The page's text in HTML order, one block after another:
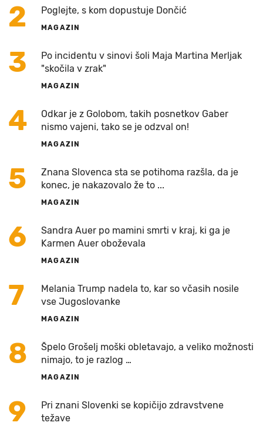
2 Poglejte, s kom dopustuje Dončić
MAGAZIN
3
Po incidentu v sinovi šoli Maja Martina Merljak
"skočila v zrak"
MAGAZIN
4
Odkar je z Golobom, takih posnetkov Gaber
nismo vajeni, tako se je odzval on!
MAGAZIN
5
Znana Slovenca sta se potihoma razšla, da je
konec, je nakazovalo že to ...
MAGAZIN
6
Sandra Auer po mamini smrti v kraj, ki ga je
Karmen Auer oboževala
MAGAZIN
7
Melania Trump nadela to, kar so včasih nosile
vse Jugoslovanke
MAGAZIN
8
Špelo Grošelj moški obletavajo, a veliko možnosti
nimajo, to je razlog …
MAGAZIN
9
Pri znani Slovenki se kopičijo zdravstvene
težave